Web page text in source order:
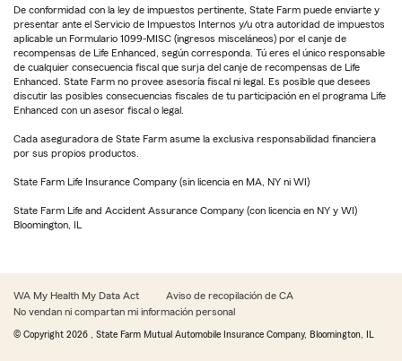
De conformidad con la ley de impuestos pertinente, State Farm puede enviarte y
presentar ante el Servicio de Impuestos Internos y/u otra autoridad de impuestos
aplicable un Formulario 1099-MISC (ingresos misceláneos) por el canje de
recompensas de Life Enhanced, según corresponda. Tú eres el único responsable
de cualquier consecuencia fiscal que surja del canje de recompensas de Life
Enhanced. State Farm no provee asesoría fiscal ni legal. Es posible que desees
discutir las posibles consecuencias fiscales de tu participación en el programa Life
Enhanced con un asesor fiscal o legal.
Cada aseguradora de State Farm asume la exclusiva responsabilidad financiera
por sus propios productos.
State Farm Life Insurance Company (sin licencia en MA, NY ni WI)
State Farm Life and Accident Assurance Company (con licencia en NY y WI)
Bloomington, IL
WA My Health My Data Act
Aviso de recopilación de CA
No vendan ni compartan mi información personal
© Copyright 2026 , State Farm Mutual Automobile Insurance Company, Bloomington, IL